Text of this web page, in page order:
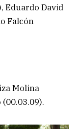
Eduardo David
Falcón
Molina